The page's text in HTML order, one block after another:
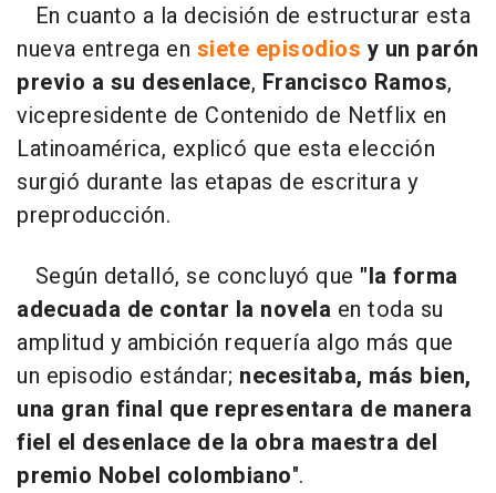
En cuanto a la decisión de estructurar esta
nueva entrega en siete episodios y un parón
previo a su desenlace, Francisco Ramos,
vicepresidente de Contenido de Netflix en
Latinoamérica, explicó que esta elección
surgió durante las etapas de escritura y
preproducción.
Según detalló, se concluyó que "la forma
adecuada de contar la novela en toda su
amplitud y ambición requería algo más que
un episodio estándar; necesitaba, más bien,
una gran final que representara de manera
fiel el desenlace de la obra maestra del
premio Nobel colombiano".